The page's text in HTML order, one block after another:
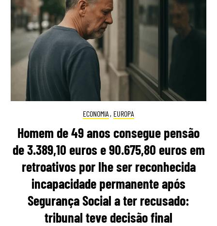
ECONOMIA , EUROPA
Homem de 49 anos consegue pensão
de 3.389,10 euros e 90.675,80 euros em
retroativos por lhe ser reconhecida
incapacidade permanente após
Segurança Social a ter recusado:
tribunal teve decisão final